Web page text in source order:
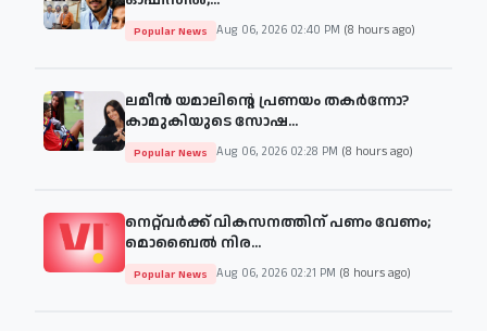
Popular News Aug 06, 2026 02:40 PM (8 hours ago)
ലമീൻ യമാലിന്റെ പ്രണയം തകർന്നോ?
കാമുകിയുടെ സോഷ...
Popular News Aug 06, 2026 02:28 PM (8 hours ago)
നെറ്റ്‌വർക്ക് വികസനത്തിന് പണം വേണം;
മൊബൈൽ നിര...
Popular News Aug 06, 2026 02:21 PM (8 hours ago)